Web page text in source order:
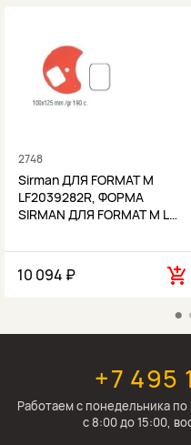
2748
Sirman ДЛЯ FORMAT M
LF2039282R, ФОРМА
SIRMAN ДЛЯ FORMAT M L…
10 094 ₽
+7 495
Работаем c понедельника
с 8:00 до 15:00,